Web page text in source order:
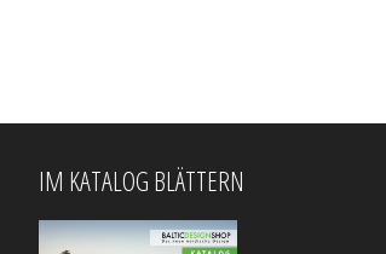
IM KATALOG BLÄTTERN